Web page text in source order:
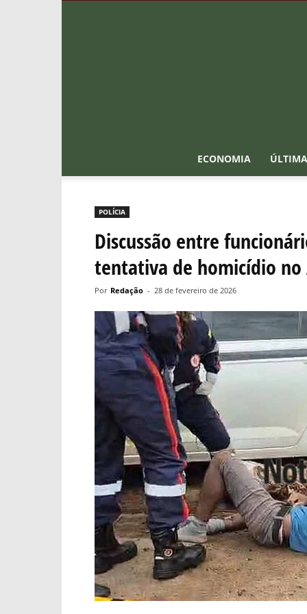
ECONOMIA
POLÍCIA
Discussão entre
tentativa de homicídio no
Por Redação - 28 de fevereiro de 2026